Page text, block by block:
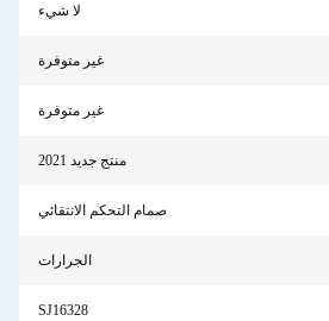
لا شيء
غير متوفرة
غير متوفرة
منتج جديد 2021
صمام التحكم الانتقائي
الجرارات
SJ16328